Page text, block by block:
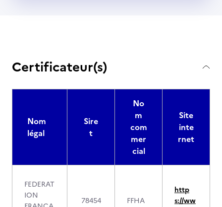
Certificateur(s)
Nom
légal
Sire
t
No
m
com
mer
cial
Site
inte
rnet
FEDERAT
ION
78454
FFHA
http
s://ww